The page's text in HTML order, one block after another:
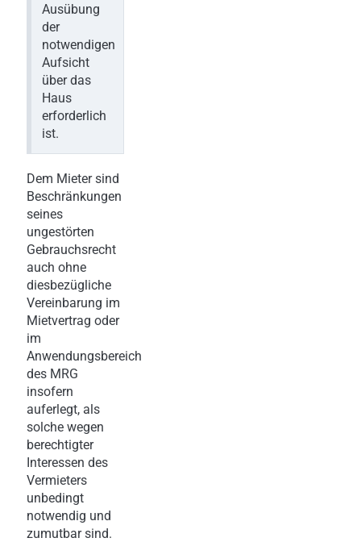
Ausübung
der
notwendigen
Aufsicht
über das
Haus
erforderlich
ist.
Dem Mieter sind
Beschränkungen
seines
ungestörten
Gebrauchsrecht
auch ohne
diesbezügliche
Vereinbarung im
Mietvertrag oder
im
Anwendungsbereich
des MRG
insofern
auferlegt, als
solche wegen
berechtigter
Interessen des
Vermieters
unbedingt
notwendig und
zumutbar sind.